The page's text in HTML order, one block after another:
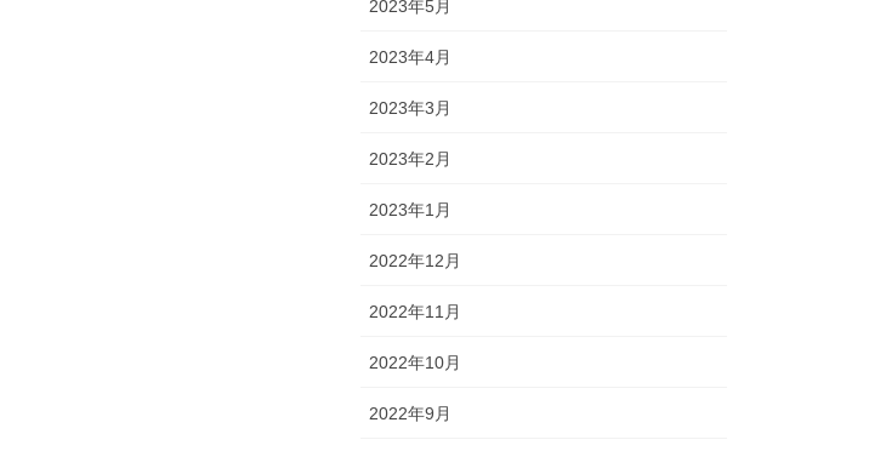
2023年5月
2023年4月
2023年3月
2023年2月
2023年1月
2022年12月
2022年11月
2022年10月
2022年9月